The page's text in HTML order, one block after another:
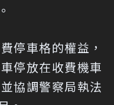
停車格的權益，
停放在收費機車
協調警察局執法